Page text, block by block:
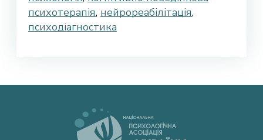
психотерапія, нейрореабілітація,
психодіагностика